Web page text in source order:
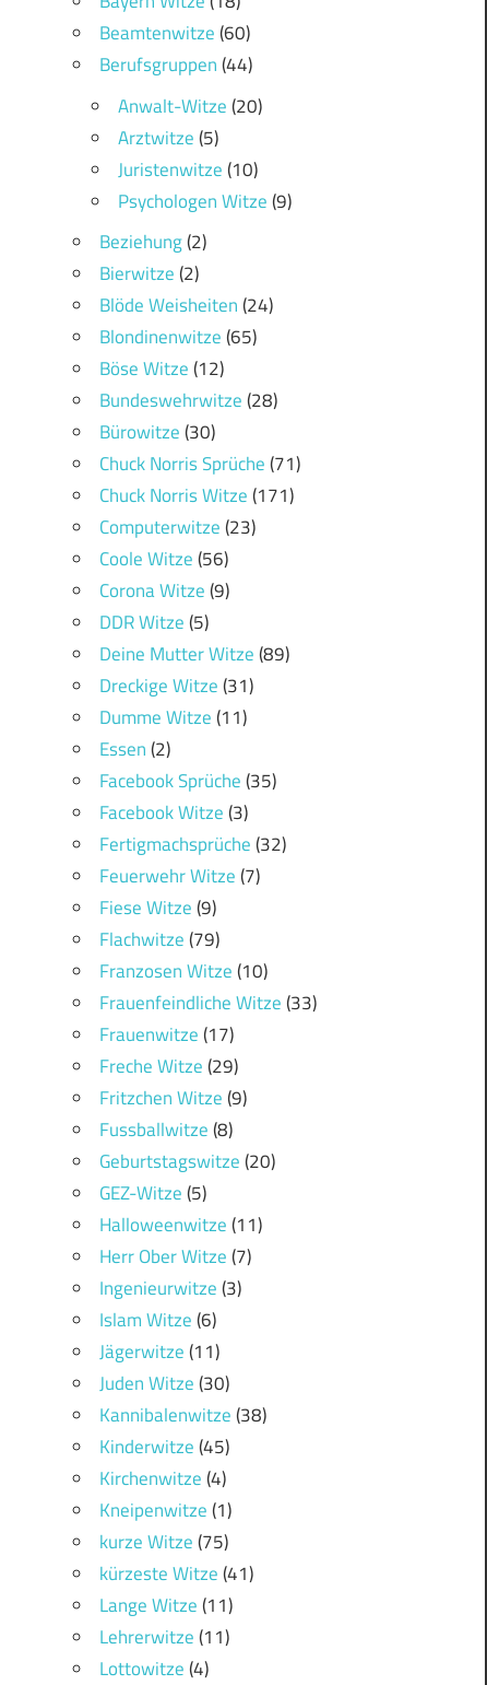
Beamtenwitze(60)
Berufsgruppen(44)
Anwalt-Witze(20)
Arztwitze(5)
Juristenwitze(10)
Psychologen Witze(9)
Beziehung(2)
Bierwitze(2)
Blöde Weisheiten(24)
Blondinenwitze(65)
Böse Witze(12)
Bundeswehrwitze(28)
Bürowitze(30)
Chuck Norris Sprüche(71)
Chuck Norris Witze(171)
Computerwitze(23)
Coole Witze(56)
Corona Witze(9)
DDR Witze(5)
Deine Mutter Witze(89)
Dreckige Witze(31)
Dumme Witze(11)
Essen(2)
Facebook Sprüche(35)
Facebook Witze(3)
Fertigmachsprüche(32)
Feuerwehr Witze(7)
Fiese Witze(9)
Flachwitze(79)
Franzosen Witze(10)
Frauenfeindliche Witze(33)
Frauenwitze(17)
Freche Witze(29)
Fritzchen Witze(9)
Fussballwitze(8)
Geburtstagswitze(20)
GEZ-Witze(5)
Halloweenwitze(11)
Herr Ober Witze(7)
Ingenieurwitze(3)
Islam Witze(6)
Jägerwitze(11)
Juden Witze(30)
Kannibalenwitze(38)
Kinderwitze(45)
Kirchenwitze(4)
Kneipenwitze(1)
kurze Witze(75)
kürzeste Witze(41)
Lange Witze(11)
Lehrerwitze(11)
Lottowitze(4)